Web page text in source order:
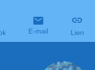
E-mail Lien